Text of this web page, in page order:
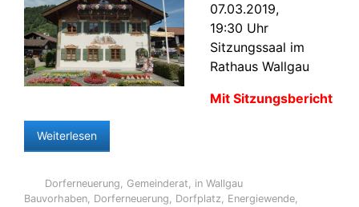
07.03.2019,
19:30 Uhr
Sitzungssaal im
Rathaus Wallgau
Mit Sitzungsbericht
Weiterlesen
Dorferneuerung, Gemeinderat, in Wallgau
Bauvorhaben, Dorferneuerung, Dorfplatz, Energiewende,